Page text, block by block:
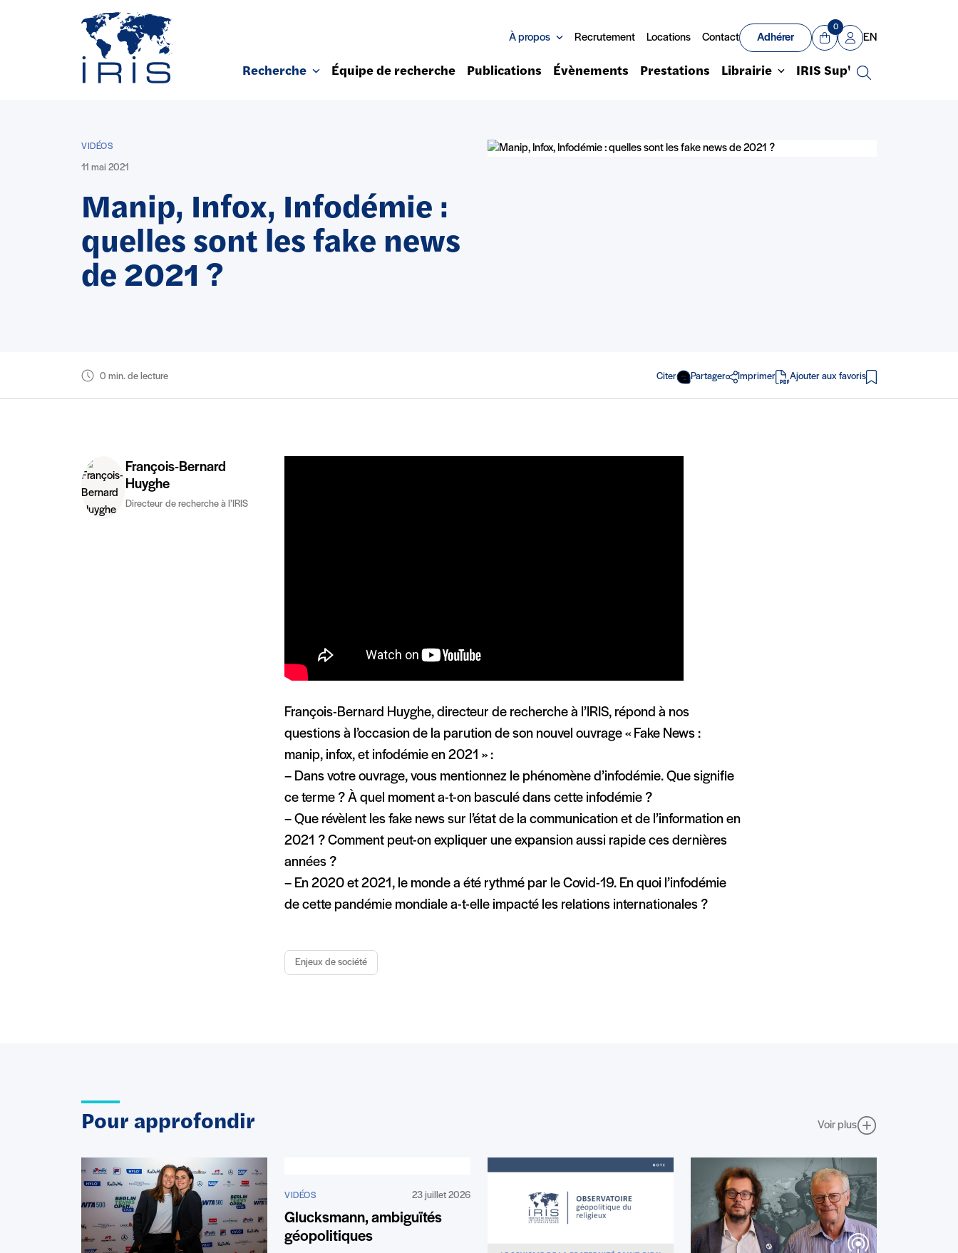
À propos Recrutement Locations Contact Adhérer
Panier
0
Mon compte
EN
Recherche Équipe de recherche Publications Évènements Prestations Librairie IRIS Sup'
Recherche
VIDÉOS
11 mai 2021
Manip, Infox, Infodémie :
quelles sont les fake news
de 2021 ?
0 min. de lecture Citer Partager Imprimer
en PDF
Ajouter aux favoris
François-Bernard
Huyghe
Directeur de recherche à l’IRIS
François-Bernard Huyghe, directeur de recherche à l’IRIS, répond à nos
questions à l’occasion de la parution de son nouvel ouvrage « Fake News :
manip, infox, et infodémie en 2021 » :
– Dans votre ouvrage, vous mentionnez le phénomène d’infodémie. Que signifie
ce terme ? À quel moment a-t-on basculé dans cette infodémie ?
– Que révèlent les fake news sur l’état de la communication et de l’information en
2021 ? Comment peut-on expliquer une expansion aussi rapide ces dernières
années ?
– En 2020 et 2021, le monde a été rythmé par le Covid-19. En quoi l’infodémie
de cette pandémie mondiale a-t-elle impacté les relations internationales ?
Enjeux de société
Pour approfondir Voir plus
VIDÉOS 23 juillet 2026
Glucksmann, ambiguïtés
géopolitiques